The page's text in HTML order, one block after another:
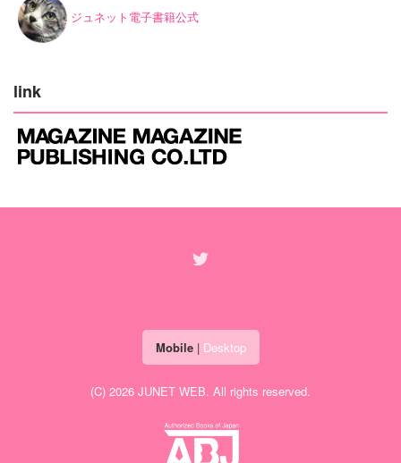
ジュネット電子書籍公式
link
Mobile| Desktop
(C) 2026 JUNET WEB. All rights reserved.